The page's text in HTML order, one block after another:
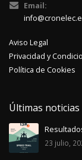
Email:
Aviso Legal
Privacidad y
Política de Cookies
Últimas noticias
23 julio,